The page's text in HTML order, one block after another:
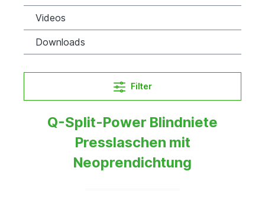
Videos
Downloads
Filter
Q-Split-Power Blindniete
Presslaschen mit
Neoprendichtung